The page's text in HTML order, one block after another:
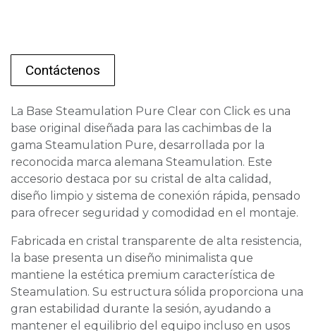
Contáctenos
La Base Steamulation Pure Clear con Click es una
base original diseñada para las cachimbas de la
gama Steamulation Pure, desarrollada por la
reconocida marca alemana Steamulation. Este
accesorio destaca por su cristal de alta calidad,
diseño limpio y sistema de conexión rápida, pensado
para ofrecer seguridad y comodidad en el montaje.
Fabricada en cristal transparente de alta resistencia,
la base presenta un diseño minimalista que
mantiene la estética premium característica de
Steamulation. Su estructura sólida proporciona una
gran estabilidad durante la sesión, ayudando a
mantener el equilibrio del equipo incluso en usos